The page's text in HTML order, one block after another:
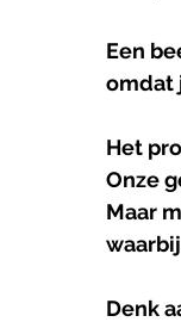
Een
omdat
Het
Onze
Maar
Denk